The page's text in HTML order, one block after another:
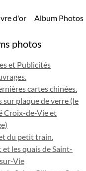
d'or Album Photos
photos
et Publicités
cartes chinées.
sur plaque de verre (le
Croix-de-Vie et
du petit train.
et les quais de Saint-
Vie